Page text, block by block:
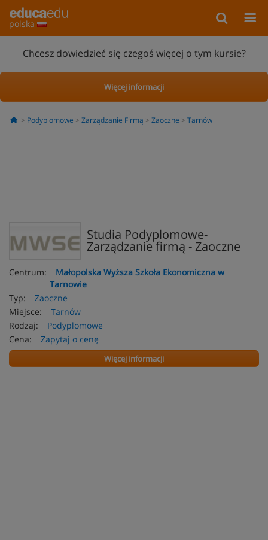
polska
Chcesz dowiedzieć się czegoś więcej o tym kursie?
Więcej informacji
Podyplomowe Zarządzanie Firmą Zaoczne Tarnów
Studia Podyplomowe-
Zarządzanie firmą - Zaoczne
Centrum:
Małopolska Wyższa Szkoła Ekonomiczna w
Tarnowie
Typ:
Zaoczne
Miejsce:
Tarnów
Rodzaj:
Podyplomowe
Cena:
Zapytaj o cenę
Więcej informacji